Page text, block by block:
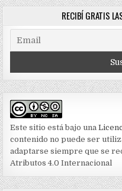
RECIBÍ GRATIS
Este sitio está bajo una
contenido no puede ser
adaptarse siempre que se
Atributos 4.0 Internacional